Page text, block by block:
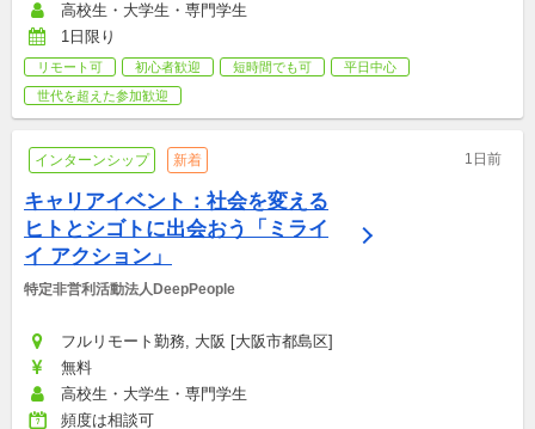
高校生・大学生・専門学生
1日限り
リモート可 初心者歓迎 短時間でも可
平日中心
世代を超えた参加歓迎
インターンシップ 新着 1日前
キャリアイベント：社会を変える
ヒトとシゴトに出会おう「ミライ
イ アクション」
特定非営利活動法人DeepPeople
フルリモート勤務, 大阪 [大阪市都島区]
無料
高校生・大学生・専門学生
頻度は相談可